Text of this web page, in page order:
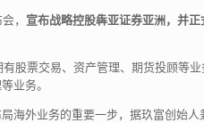
， 宣布战略控股犇亚证券亚洲，并正
股票交易、资产管理、期货投顾等
业务。
海外业务的重要一步，据玖富创始